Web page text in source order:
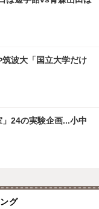
筑波大「国立大学だけ
24の実験企画...小中
グ